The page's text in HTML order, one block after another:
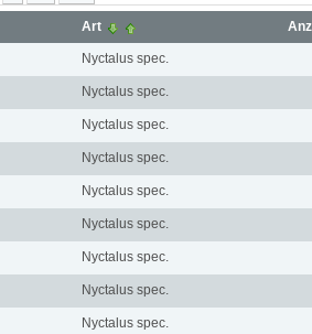
Art
Nyctalus spec.
Nyctalus spec.
Nyctalus spec.
Nyctalus spec.
Nyctalus spec.
Nyctalus spec.
Nyctalus spec.
Nyctalus spec.
Nyctalus spec.